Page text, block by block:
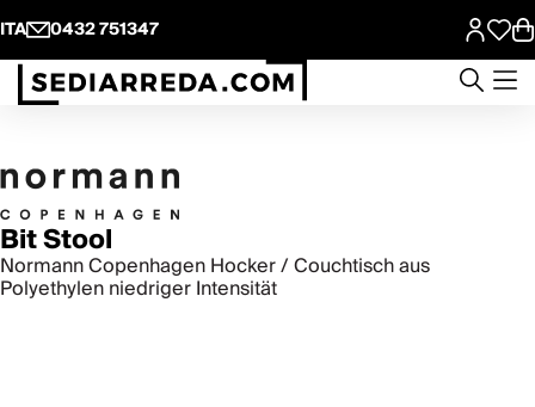
ITA 0432 751347
Bit Stool
Normann Copenhagen Hocker / Couchtisch aus
Polyethylen niedriger Intensität